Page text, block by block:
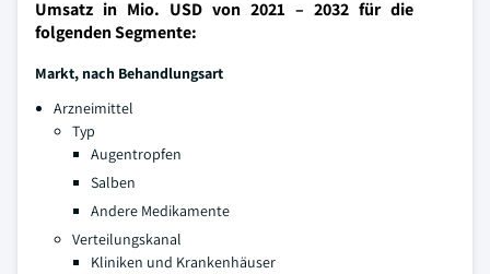
Umsatz in Mio. USD von 2021 – 2032 für die
folgenden Segmente:
Markt, nach Behandlungsart
Arzneimittel
Typ
Augentropfen
Salben
Andere Medikamente
Verteilungskanal
Kliniken und Krankenhäuser